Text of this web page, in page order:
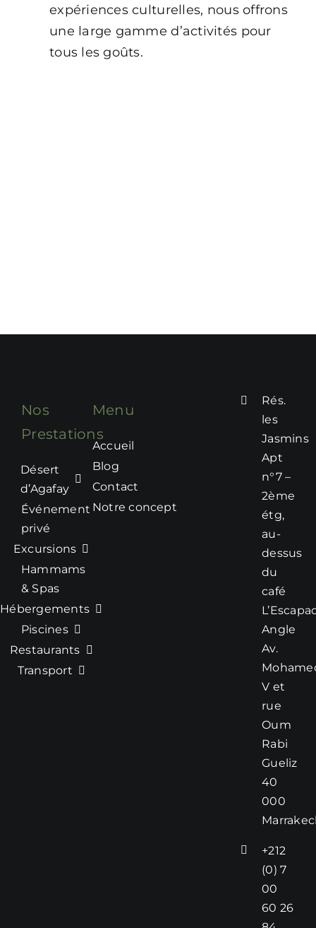
expériences culturelles, nous offrons
une large gamme d’activités pour
tous les goûts.
Nos
Prestations
Désert
d’Agafay
Événement
privé
Excursions
Hammams
& Spas
Hébergements
Piscines
Restaurants
Transport
Menu
Accueil
Blog
Contact
Notre concept
Rés.
les
Jasmins
Apt
n°7 –
2ème
étg,
au-
dessus
du
café
Angle
Av.
V et
rue
Oum
Rabi
Gueliz
40
000
+212
(0) 7
00
60 26